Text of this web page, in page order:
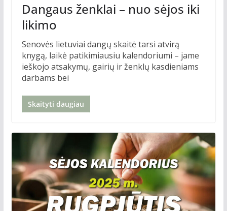
Dangaus ženklai – nuo sėjos iki
likimo
Senovės lietuviai dangų skaitė tarsi atvirą
knygą, laikė patikimiausiu kalendoriumi – jame
ieškojo atsakymų, gairių ir ženklų kasdieniams
darbams bei
Skaityti daugiau